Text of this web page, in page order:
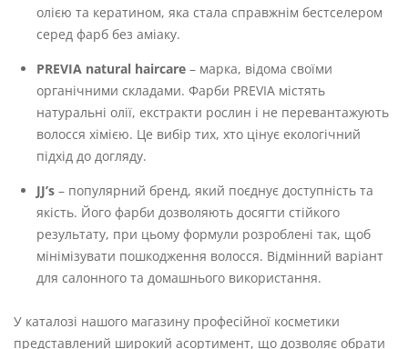
олією та кератином, яка стала справжнім бестселером
серед фарб без аміаку.
PREVIA natural haircare – марка, відома своїми
органічними складами. Фарби PREVIA містять
натуральні олії, екстракти рослин і не перевантажують
волосся хімією. Це вибір тих, хто цінує екологічний
підхід до догляду.
JJ’s – популярний бренд, який поєднує доступність та
якість. Його фарби дозволяють досягти стійкого
результату, при цьому формули розроблені так, щоб
мінімізувати пошкодження волосся. Відмінний варіант
для салонного та домашнього використання.
У каталозі нашого магазину професійної косметики
представлений широкий асортимент, що дозволяє обрати